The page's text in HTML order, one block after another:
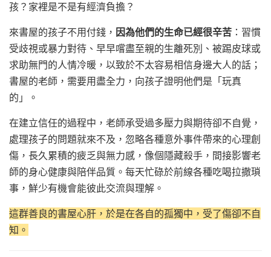
孩？家裡是不是有經濟負擔？
來書屋的孩子不用付錢， 因為他們的生命已經很辛苦 ：習慣
受歧視或暴力對待、早早嚐盡至親的生離死別、被踢皮球或
求助無門的人情冷暖，以致於不太容易相信身邊大人的話；
書屋的老師，需要用盡全力，向孩子證明他們是「玩真
的」。
在建立信任的過程中，老師承受過多壓力與期待卻不自覺，
處理孩子的問題就來不及，忽略各種意外事件帶來的心理創
傷，長久累積的疲乏與無力感，像個隱藏殺手，間接影響老
師的身心健康與陪伴品質。每天忙碌於前線各種吃喝拉撒瑣
事，鮮少有機會能彼此交流與理解。
這群善良的書屋心肝，於是在各自的孤獨中，受了傷卻不自
知。